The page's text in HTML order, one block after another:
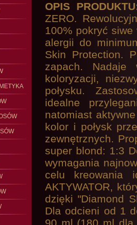
OPIS
ZERO.
100% pokryć siwe
alergii do
Skin Protection.
zapach. Nadaje
koloryzacji,
połysku.
idealne
natomiast
kolor i połysk
zewnętrznych.
super blond: 1:3
wymagania
celu kreowania
AKTYWATOR,
dzięki "Diamond
Dla odcieni od 1